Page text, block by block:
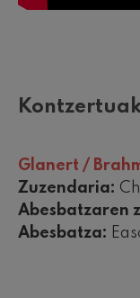
Glanert /
Zuzendaria:
Abesbatzaren
Abesbatza: